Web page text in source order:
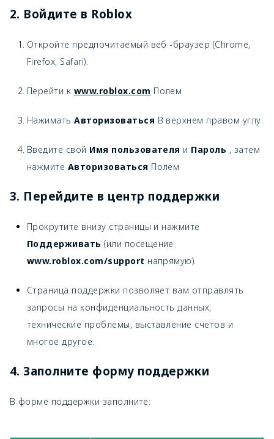
2. Войдите в Roblox
Откройте предпочитаемый веб -браузер (Chrome,
Firefox, Safari).
Перейти к www.roblox.com Полем
НажиматьАвторизоваться В верхнем правом углу.
Введите свой Имя пользователя и Пароль , затем
нажмите Авторизоваться Полем
3. Перейдите в центр поддержки
Прокрутите внизу страницы и нажмите
Поддерживать(или посещение
www.roblox.com/support напрямую).
Страница поддержки позволяет вам отправлять
запросы на конфиденциальность данных,
технические проблемы, выставление счетов и
многое другое.
4. Заполните форму поддержки
В форме поддержки заполните: